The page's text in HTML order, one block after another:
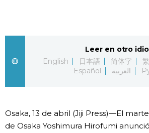
Sociedad
Cultura
Vida
Leer en otro
English
日本語 简体字
Español
العربية
Osaka, 13 de abril (Jiji Press)—El
de Osaka Yoshimura Hirofumi